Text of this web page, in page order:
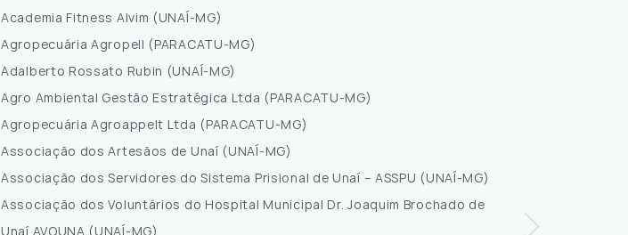
Academia Fitness Alvim (UNAÍ-MG)
Agropecuária Agropell (PARACATU-MG)
Adalberto Rossato Rubin (UNAÍ-MG)
Agro Ambiental Gestão Estratégica Ltda (PARACATU-MG)
Agropecuária Agroappelt Ltda (PARACATU-MG)
Associação dos Artesãos de Unaí (UNAÍ-MG)
Associação dos Servidores do Sistema Prisional de Unaí – ASSPU (UNAÍ-MG)
Associação dos Voluntários do Hospital Municipal Dr. Joaquim Brochado de
Unaí AVOUNA (UNAÍ-MG)